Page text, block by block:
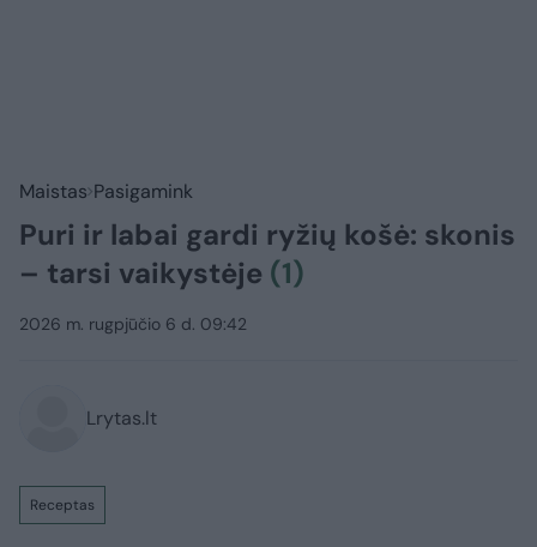
Maistas Pasigamink
Puri ir labai gardi ryžių košė: skonis
– tarsi vaikystėje (1)
2026 m. rugpjūčio 6 d. 09:42
Lrytas.lt
Receptas